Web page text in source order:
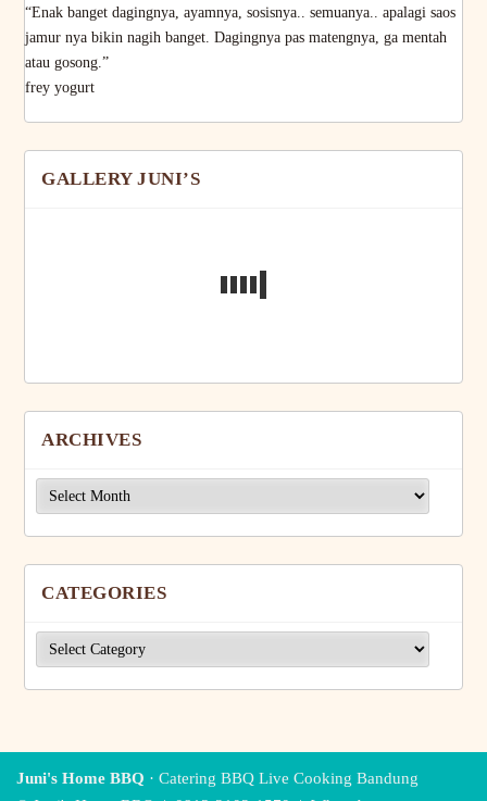
“Enak banget dagingnya, ayamnya, sosisnya.. semuanya.. apalagi saos
jamur nya bikin nagih banget. Dagingnya pas matengnya, ga mentah
atau gosong.”
frey yogurt
GALLERY JUNI’S
ARCHIVES
Archives
CATEGORIES
Categories
Juni's Home BBQ · Catering BBQ Live Cooking Bandung